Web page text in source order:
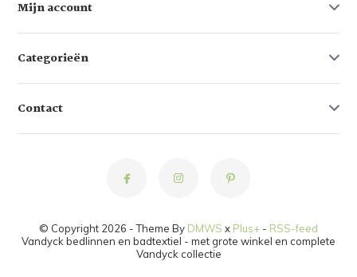
Mijn account
Categorieën
Contact
© Copyright 2026 - Theme By DMWS x Plus+ - RSS-feed
Vandyck bedlinnen en badtextiel - met grote winkel en complete
Vandyck collectie